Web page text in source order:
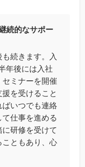
続的なサポー
続きます。入
年後には入社
ミナーを開催
を受けること
いつでも連絡
仕事を進める
研修を受けて
ともあり、心